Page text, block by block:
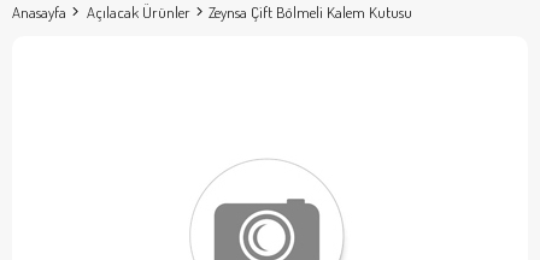
Anasayfa Açılacak Ürünler Zeynsa Çift Bölmeli Kalem Kutusu